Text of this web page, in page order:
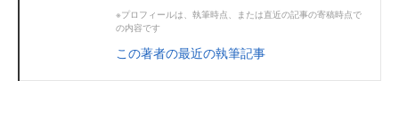
※プロフィールは、執筆時点、または直近の記事の寄稿時点で
の内容です
この著者の最近の執筆記事